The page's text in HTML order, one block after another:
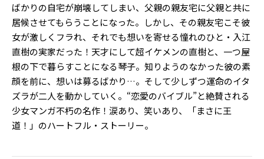
ばかりの自宅が崩壊してしまい、父親の親友宅に父親と共に
居候させてもらうことになった。しかし、その親友宅こそ彼
女が激しくフラれ、それでも想いを寄せる憧れのひと・入江
直樹の実家だった！天才にして超イケメンの直樹と、一つ屋
根の下で暮らすことになる琴子。知りようのなかった彼の素
顔を前に、想いは募るばかり…。そして少しずつ運命のイタ
ズラが二人を動かしていく。“恋愛のバイブル”と絶賛される
少女マンガ不朽の名作！涙あり、笑いあり、「まさに王
道！」のハートフル・ストーリー。